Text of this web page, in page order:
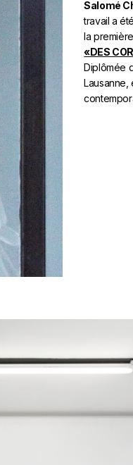
Salomé
travail a
la
«DES
Diplômée
Lausanne,